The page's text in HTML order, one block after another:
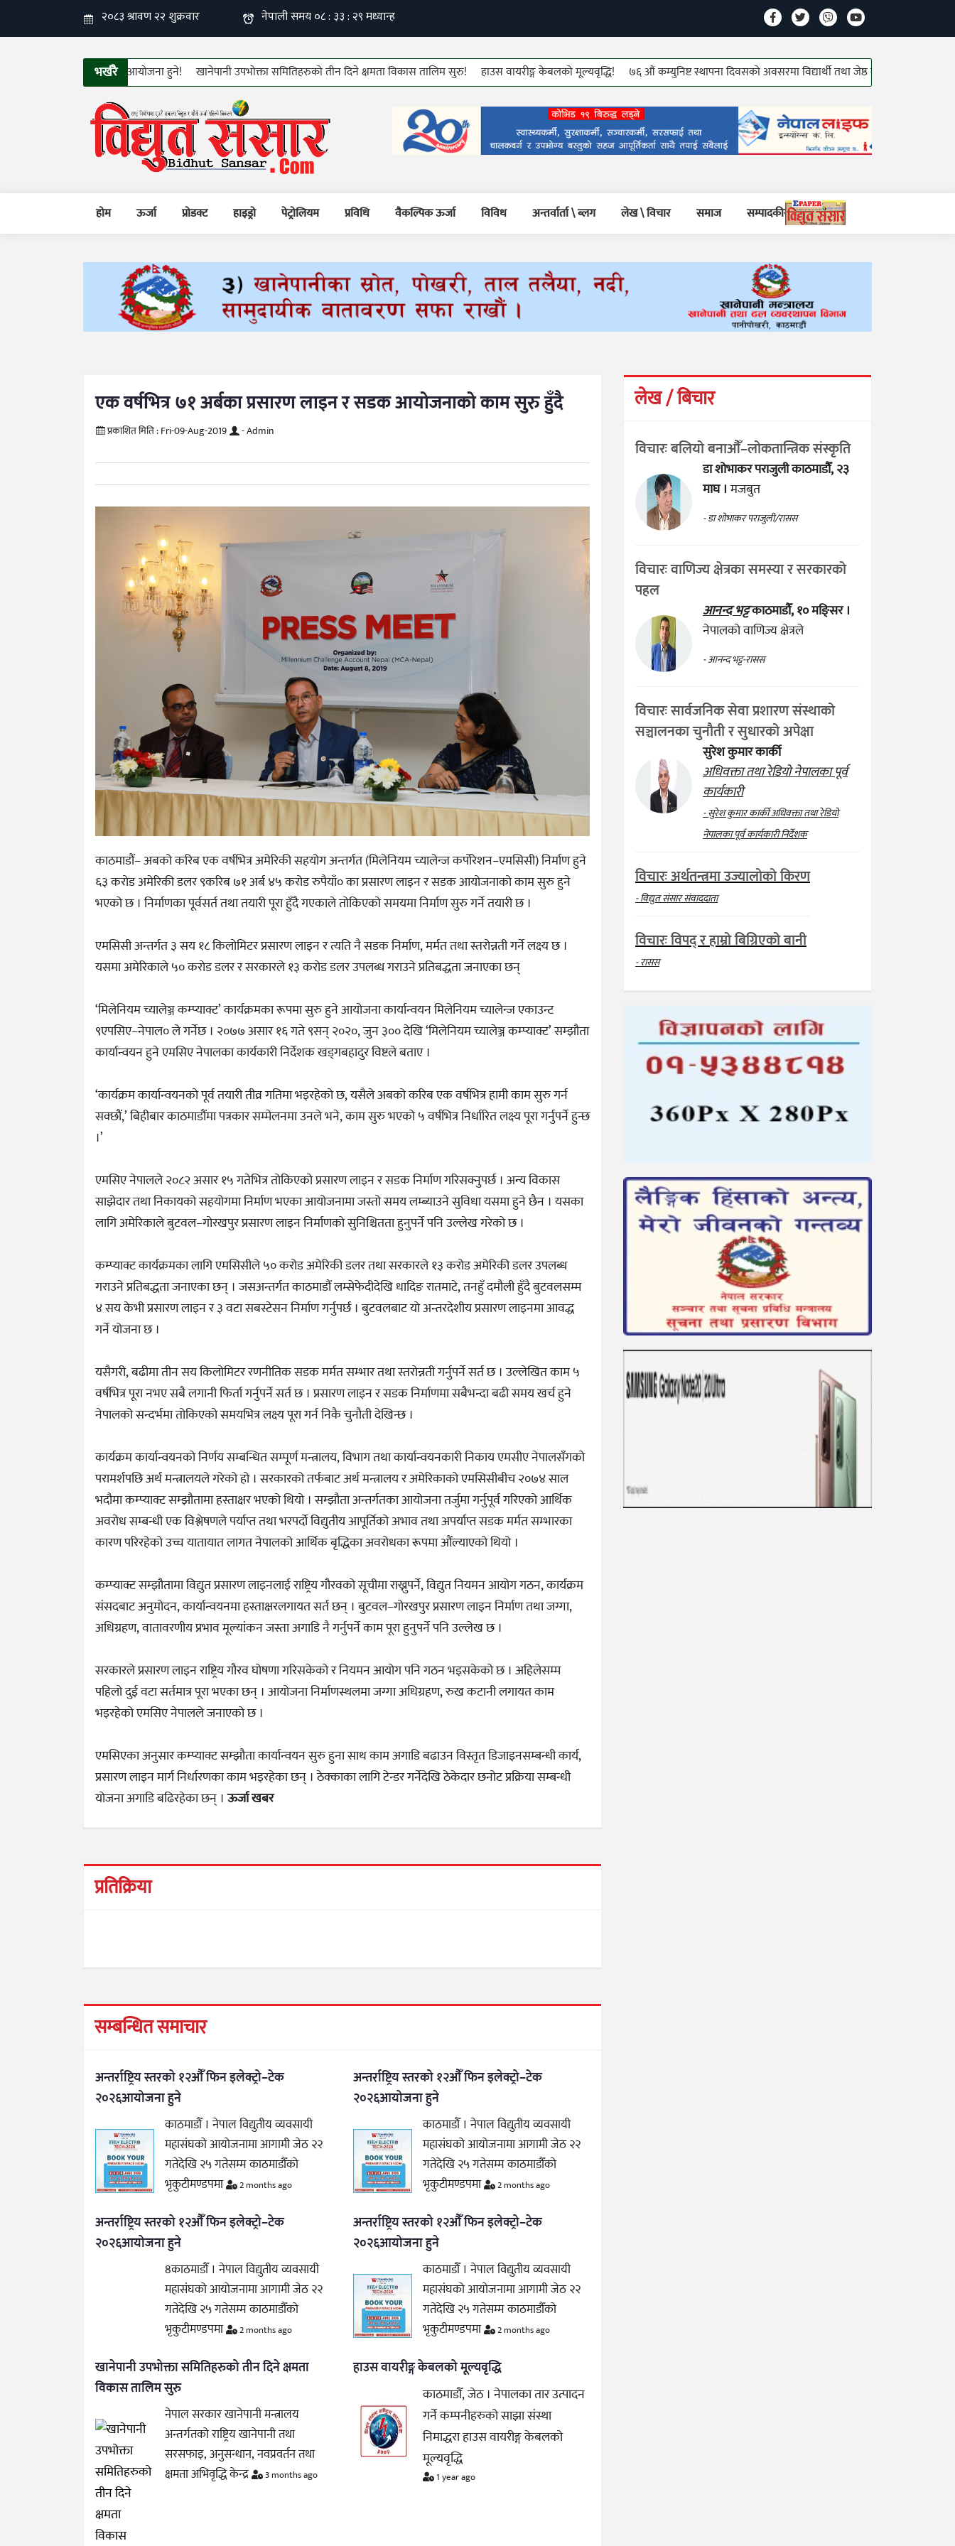
भर्खरै
इलेक्ट्रो–टेक २०२६आयोजना हुने! खानेपानी उपभोक्ता समितिहरुको तीन दिने क्षमता विकास तालिम सुरु! हाउस वायरीङ्ग केबलको मूल्यवृद्धि! ७६ औं कम्युनिष्ट स्थापना दिवसको अवसरमा विद्यार्थी तथा जेष्ठ कम्युनिष्ट योद्धाहरु सम्मानित!
होम ऊर्जा प्रोडक्ट हाइड्रो पेट्रोलियम प्रविधि वैकल्पिक ऊर्जा विविध अन्तर्वार्ता \ ब्लग लेख \ विचार समाज सम्पादकीय
एक वर्षभित्र ७१ अर्बका प्रसारण लाइन र सडक आयोजनाको काम सुरु हुँदै
प्रकाशित मिति :Fri-09-Aug-2019 - Admin
काठमाडौं– अबको करिब एक वर्षभित्र अमेरिकी सहयोग अन्तर्गत (मिलेनियम च्यालेन्ज कर्पोरेशन–एमसिसी) निर्माण हुने
६३ करोड अमेरिकी डलर ९करिब ७१ अर्ब ४५ करोड रुपैयाँ० का प्रसारण लाइन र सडक आयोजनाको काम सुरु हुने
भएको छ । निर्माणका पूर्वसर्त तथा तयारी पूरा हुँदै गएकाले तोकिएको समयमा निर्माण सुरु गर्ने तयारी छ ।
एमसिसी अन्तर्गत ३ सय १८ किलोमिटर प्रसारण लाइन र त्यति नै सडक निर्माण, मर्मत तथा स्तरोन्नती गर्ने लक्ष्य छ ।
यसमा अमेरिकाले ५० करोड डलर र सरकारले १३ करोड डलर उपलब्ध गराउने प्रतिबद्धता जनाएका छन्
‘मिलेनियम च्यालेञ्ज कम्प्याक्ट’ कार्यक्रमका रूपमा सुरु हुने आयोजना कार्यान्वयन मिलेनियम च्यालेन्ज एकाउन्ट
९एपसिए–नेपाल० ले गर्नेछ । २०७७ असार १६ गते ९सन् २०२०, जुन ३०० देखि ‘मिलेनियम च्यालेञ्ज कम्प्याक्ट’ सम्झौता
कार्यान्वयन हुने एमसिए नेपालका कार्यकारी निर्देशक खड्गबहादुर विष्टले बताए ।
‘कार्यक्रम कार्यान्वयनको पूर्व तयारी तीव्र गतिमा भइरहेको छ, यसैले अबको करिब एक वर्षभित्र हामी काम सुरु गर्न
सक्छौं,’ बिहीबार काठमाडौंमा पत्रकार सम्मेलनमा उनले भने, काम सुरु भएको ५ वर्षभित्र निर्धारित लक्ष्य पूरा गर्नुपर्ने हुन्छ
।’
एमसिए नेपालले २०८२ असार १५ गतेभित्र तोकिएको प्रसारण लाइन र सडक निर्माण गरिसक्नुपर्छ । अन्य विकास
साझेदार तथा निकायको सहयोगमा निर्माण भएका आयोजनामा जस्तो समय लम्ब्याउने सुविधा यसमा हुने छैन । यसका
लागि अमेरिकाले बुटवल–गोरखपुर प्रसारण लाइन निर्माणको सुनिश्चितता हुनुपर्ने पनि उल्लेख गरेको छ ।
कम्प्याक्ट कार्यक्रमका लागि एमसिसीले ५० करोड अमेरिकी डलर तथा सरकारले १३ करोड अमेरिकी डलर उपलब्ध
गराउने प्रतिबद्धता जनाएका छन् । जसअन्तर्गत काठमाडौं लम्सेफेदीदेखि धादिङ रातमाटे, तनहुँ दमौली हुँदै बुटवलसम्म
४ सय केभी प्रसारण लाइन र ३ वटा सबस्टेसन निर्माण गर्नुपर्छ । बुटवलबाट यो अन्तरदेशीय प्रसारण लाइनमा आवद्ध
गर्ने योजना छ ।
यसैगरी, बढीमा तीन सय किलोमिटर रणनीतिक सडक मर्मत सम्भार तथा स्तरोन्नती गर्नुपर्ने सर्त छ । उल्लेखित काम ५
वर्षभित्र पूरा नभए सबै लगानी फिर्ता गर्नुपर्ने सर्त छ । प्रसारण लाइन र सडक निर्माणमा सबैभन्दा बढी समय खर्च हुने
नेपालको सन्दर्भमा तोकिएको समयभित्र लक्ष्य पूरा गर्न निकै चुनौती देखिन्छ ।
कार्यक्रम कार्यान्वयनको निर्णय सम्बन्धित सम्पूर्ण मन्त्रालय, विभाग तथा कार्यान्वयनकारी निकाय एमसीए नेपालसँगको
परामर्शपछि अर्थ मन्त्रालयले गरेको हो । सरकारको तर्फबाट अर्थ मन्त्रालय र अमेरिकाको एमसिसीबीच २०७४ साल
भदौमा कम्प्याक्ट सम्झौतामा हस्ताक्षर भएको थियो । सम्झौता अन्तर्गतका आयोजना तर्जुमा गर्नुपूर्व गरिएको आर्थिक
अवरोध सम्बन्धी एक विश्लेषणले पर्याप्त तथा भरपर्दो विद्युतीय आपूर्तिको अभाव तथा अपर्याप्त सडक मर्मत सम्भारका
कारण परिरहेको उच्च यातायात लागत नेपालको आर्थिक बृद्धिका अवरोधका रूपमा औंल्याएको थियो ।
कम्प्याक्ट सम्झौतामा विद्युत प्रसारण लाइनलाई राष्ट्रिय गौरवको सूचीमा राख्नुपर्ने, विद्युत नियमन आयोग गठन, कार्यक्रम
संसदबाट अनुमोदन, कार्यान्वयनमा हस्ताक्षरलगायत सर्त छन् । बुटवल–गोरखपुर प्रसारण लाइन निर्माण तथा जग्गा,
अधिग्रहण, वातावरणीय प्रभाव मूल्यांकन जस्ता अगाडि नै गर्नुपर्ने काम पूरा हुनुपर्ने पनि उल्लेख छ ।
सरकारले प्रसारण लाइन राष्ट्रिय गौरव घोषणा गरिसकेको र नियमन आयोग पनि गठन भइसकेको छ । अहिलेसम्म
पहिलो दुई वटा सर्तमात्र पूरा भएका छन् । आयोजना निर्माणस्थलमा जग्गा अधिग्रहण, रुख कटानी लगायत काम
भइरहेको एमसिए नेपालले जनाएको छ ।
एमसिएका अनुसार कम्प्याक्ट सम्झौता कार्यान्वयन सुरु हुना साथ काम अगाडि बढाउन विस्तृत डिजाइनसम्बन्धी कार्य,
प्रसारण लाइन मार्ग निर्धारणका काम भइरहेका छन् । ठेक्काका लागि टेन्डर गर्नेदेखि ठेकेदार छनोट प्रक्रिया सम्बन्धी
योजना अगाडि बढिरहेका छन् ।ऊर्जा खबर
प्रतिक्रिया
सम्बन्धित समाचार
अन्तर्राष्ट्रिय स्तरको १२औँ फिन इलेक्ट्रो–टेक
२०२६आयोजना हुने
काठमाडौँ । नेपाल विद्युतीय व्यवसायी
महासंघको आयोजनामा आगामी जेठ २२
गतेदेखि २५ गतेसम्म काठमाडौँको
भृकुटीमण्डपमा
2 months ago
अन्तर्राष्ट्रिय स्तरको १२औँ फिन इलेक्ट्रो–टेक
२०२६आयोजना हुने
काठमाडौँ । नेपाल विद्युतीय व्यवसायी
महासंघको आयोजनामा आगामी जेठ २२
गतेदेखि २५ गतेसम्म काठमाडौँको
भृकुटीमण्डपमा
2 months ago
अन्तर्राष्ट्रिय स्तरको १२औँ फिन इलेक्ट्रो–टेक
२०२६आयोजना हुने
8काठमाडौँ । नेपाल विद्युतीय व्यवसायी
महासंघको आयोजनामा आगामी जेठ २२
गतेदेखि २५ गतेसम्म काठमाडौँको
भृकुटीमण्डपमा
2 months ago
अन्तर्राष्ट्रिय स्तरको १२औँ फिन इलेक्ट्रो–टेक
२०२६आयोजना हुने
काठमाडौँ । नेपाल विद्युतीय व्यवसायी
महासंघको आयोजनामा आगामी जेठ २२
गतेदेखि २५ गतेसम्म काठमाडौँको
भृकुटीमण्डपमा
2 months ago
खानेपानी उपभोक्ता समितिहरुको तीन दिने क्षमता
विकास तालिम सुरु
नेपाल सरकार खानेपानी मन्त्रालय
अन्तर्गतको राष्ट्रिय खानेपानी तथा
सरसफाइ, अनुसन्धान, नवप्रवर्तन तथा
क्षमता अभिवृद्धि केन्द्र
3 months ago
हाउस वायरीङ्ग केबलको मूल्यवृद्धि
काठमाडौँ, जेठ । नेपालका तार उत्पादन
गर्ने कम्पनीहरुको साझा संस्था
निमाद्धरा हाउस वायरीङ्ग केबलको
मूल्यवृद्धि
1 year ago
लेख / बिचार
विचारः बलियो बनाऔँ–लोकतान्त्रिक संस्कृति
डा शोभाकर पराजुलीकाठमाडौँ, २३
माघ ।मजबुत
- डा शोभाकर पराजुली/रासस
विचारः वाणिज्य क्षेत्रका समस्या र सरकारको
पहल
आनन्द भट्टकाठमाडौँ, १० मङ्सिर ।
नेपालको वाणिज्य क्षेत्रले
- आनन्द भट्ट-रासस
विचारः सार्वजनिक सेवा प्रशारण संस्थाको
सञ्चालनका चुनौती र सुधारको अपेक्षा
सुरेश कुमार कार्की
अधिवक्ता तथा रेडियो नेपालका पूर्व
कार्यकारी
- सुरेश कुमार कार्की अधिवक्ता तथा रेडियो
नेपालका पूर्व कार्यकारी निर्देशक
विचारः अर्थतन्त्रमा उज्यालोको किरण
- विद्युत संसार संवाददाता
विचारः विपद् र हाम्रो बिग्रिएको बानी
- रासस